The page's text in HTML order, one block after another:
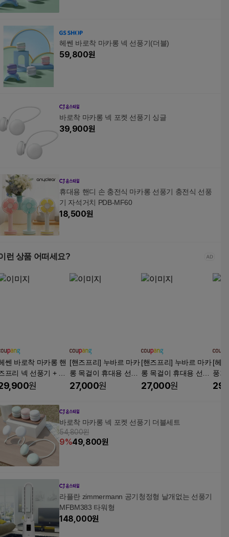
헤쎈 바로착 마카롱 넥 선풍기(더블)
59,800원
바로착 마카롱 넥 포켓 선풍기 싱글
39,900원
휴대용 핸디 손 충전식 마카롱 선풍기 충전식 선풍
기 자석거치 PDB-MF60
18,500원
런 상품 어떠세요?
쎈 바로착 마카롱 핸
프리 넥 선풍기 + 탁
용, JJ-NF1, 화이트
원
[핸즈프리] 누바르 마카
롱 목걸이 휴대용 선풍
기 손선풍기 목선풍기
27,000원
[핸즈프리] 누바르 마카
롱 목걸이 휴대용 선풍
기 손선풍기 목선풍기
27,000원
[헤
풍기
휴대
바로착 마카롱 넥 포켓 선풍기 더블세트
54,800원
9%49,800원
라플란 zimmermann 공기청정형 날개없는 선풍기
MFBM383 타워형
148,000원